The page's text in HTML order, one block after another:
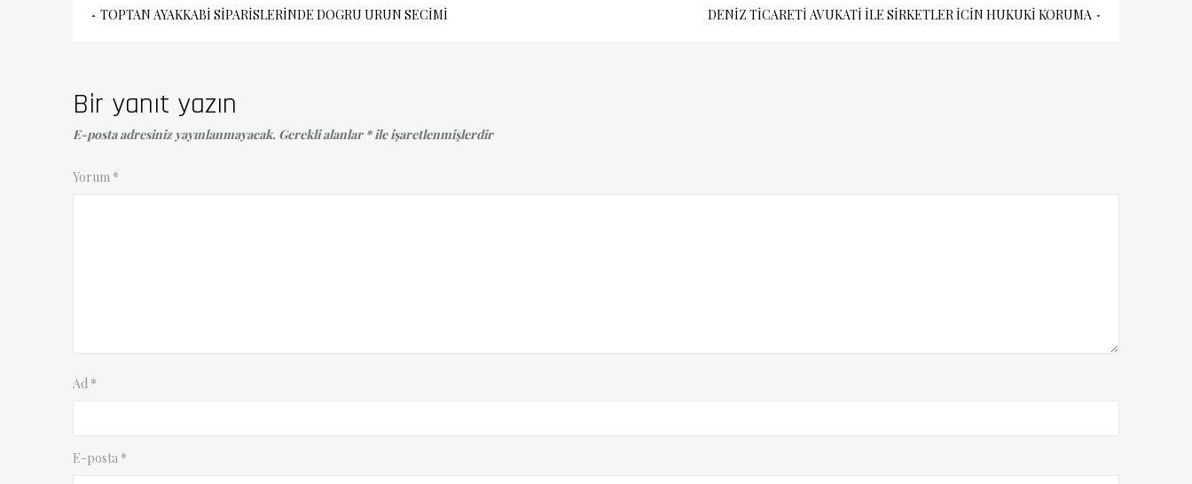
Yazı
TOPTAN AYAKKABI SIPARISLERINDE DOGRU URUN SECIMI DENIZ TICARETI AVUKATI İLE SIRKETLER İCIN HUKUKI KORUMA
Bir yanıt yazın
E-posta adresiniz yayınlanmayacak. Gerekli alanlar *ile işaretlenmişlerdir
Yorum *
Ad *
E-posta *